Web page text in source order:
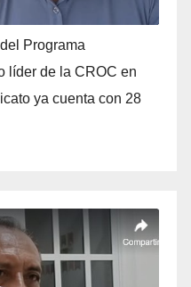
Programa
líder de la CROC en
ya cuenta con 28